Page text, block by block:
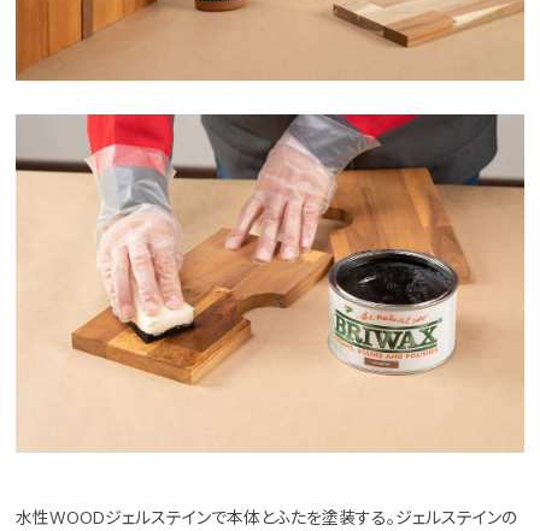
水性WOODジェルステインで本体とふたを塗装する。ジェルステインの